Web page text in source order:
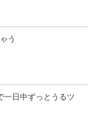
う
一日中ずっとうるツ